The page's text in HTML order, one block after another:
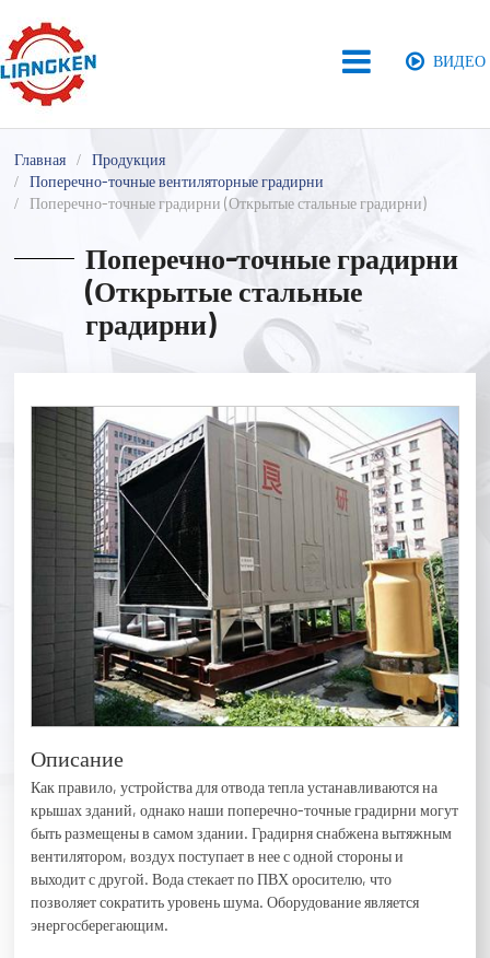
ВИДЕО
Главная
Продукция
Поперечно-точные вентиляторные градирни
Поперечно-точные градирни (Открытые стальные градирни)
Поперечно-точные градирни
(Открытые стальные
градирни)
Описание
Как правило, устройства для отвода тепла устанавливаются на
крышах зданий, однако наши поперечно-точные градирни могут
быть размещены в самом здании. Градирня снабжена вытяжным
вентилятором, воздух поступает в нее с одной стороны и
выходит с другой. Вода стекает по ПВХ оросителю, что
позволяет сократить уровень шума. Оборудование является
энергосберегающим.